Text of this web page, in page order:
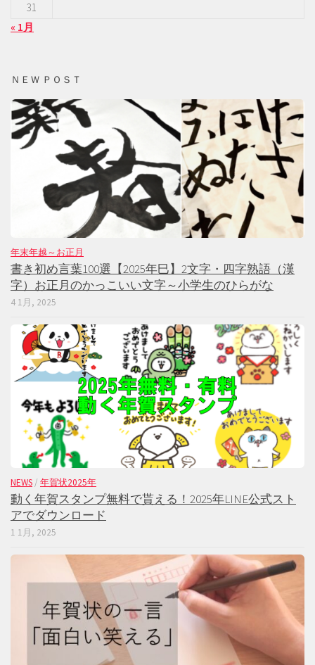
31
« 1月
ＮＥＷ ＰＯＳＴ
年末年越～お正月
書き初め言葉100選【2025年巳】2文字・四字熟語（漢
字）お正月のかっこいい文字～小学生のひらがな
4 1月, 2025
NEWS / 年賀状2025年
動く年賀スタンプ無料で貰える！2025年LINE公式スト
アでダウンロード
1 1月, 2025